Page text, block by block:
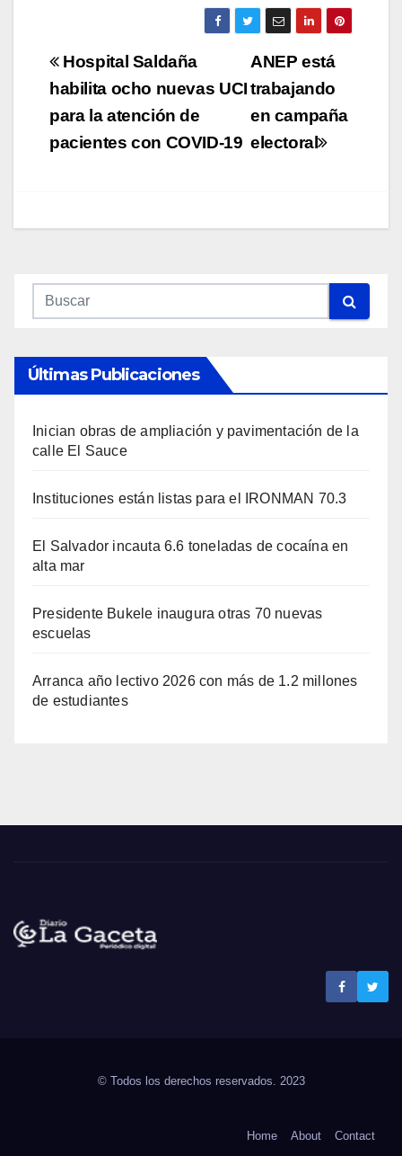
Navegación
de
entradas
ANEP está
trabajando
en campaña
electoral
Hospital Saldaña
habilita ocho nuevas UCI
para la atención de
pacientes con COVID-19
Últimas Publicaciones
Inician obras de ampliación y pavimentación de la
calle El Sauce
Instituciones están listas para el IRONMAN 70.3
El Salvador incauta 6.6 toneladas de cocaína en
alta mar
Presidente Bukele inaugura otras 70 nuevas
escuelas
Arranca año lectivo 2026 con más de 1.2 millones
de estudiantes
© Todos los derechos reservados. 2023
Home About Contact